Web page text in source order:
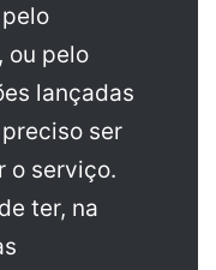
ou pelo
lançadas
ser
o serviço.
ter, na